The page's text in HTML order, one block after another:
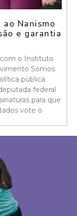
Nanismo
e garantia
o Instituto
Somos
pública
federal
para que
vote o